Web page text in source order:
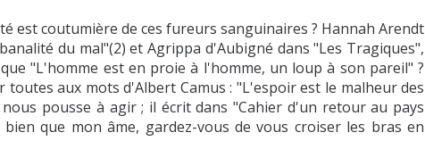
est coutumière de ces fureurs sanguinaires ? Hannah Arendt
du mal"(2) et Agrippa d'Aubigné dans "Les Tragiques",
"L'homme est en proie à l'homme, un loup à son pareil" ?
aux mots d'Albert Camus : "L'espoir est le malheur des
pousse à agir ; il écrit dans "Cahier d'un retour au pays
que mon âme, gardez-vous de vous croiser les bras en